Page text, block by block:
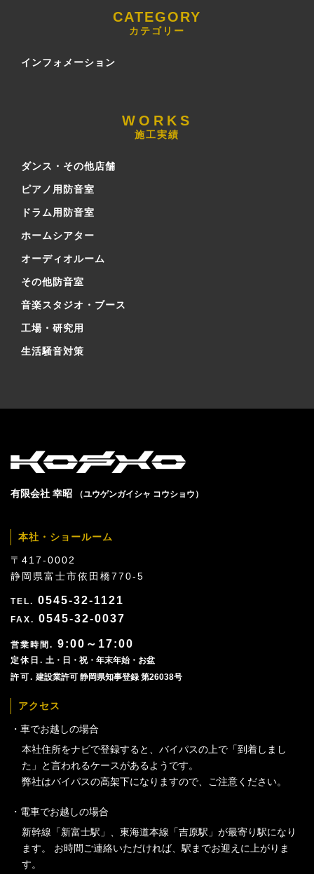
カテゴリー
インフォメーション
施工実績
ダンス・その他店舗
ピアノ用防音室
ドラム用防音室
ホームシアター
オーディオルーム
その他防音室
音楽スタジオ・ブース
工場・研究用
生活騒音対策
有限会社 幸昭 （ユウゲンガイシャ コウショウ）
本社・ショールーム
〒417-0002
静岡県富士市依田橋770-5
0545-32-1121
0545-32-0037
9:00～17:00
土・日・祝・年末年始・お盆
建設業許可 静岡県知事登録 第26038号
アクセス
車でお越しの場合
本社住所をナビで登録すると、バイパスの上で「到着しまし
た」と言われるケースがあるようです。
弊社はバイパスの高架下になりますので、ご注意ください。
電車でお越しの場合
新幹線「新富士駅」、東海道本線「吉原駅」が最寄り駅になり
ます。 お時間ご連絡いただければ、駅までお迎えに上がりま
す。